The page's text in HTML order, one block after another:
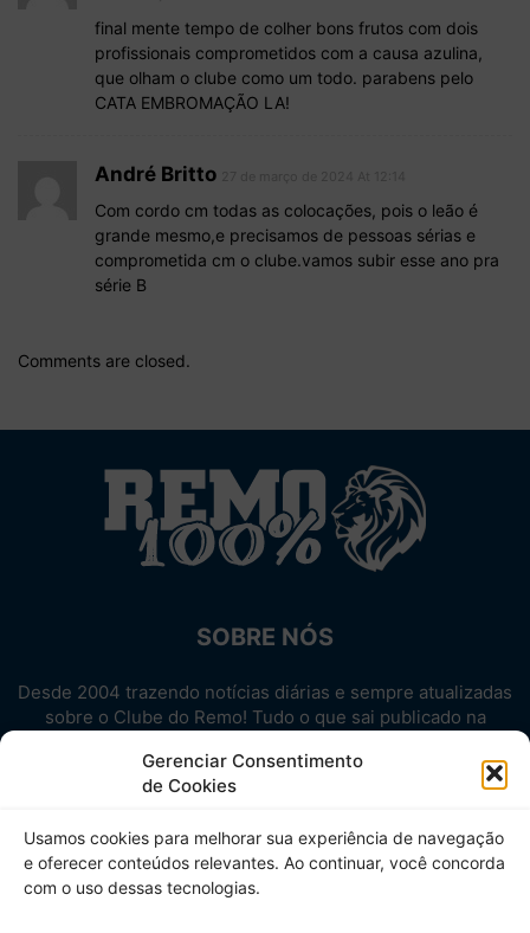
Gerenciar Consentimento
de Cookies
Usamos cookies para melhorar sua experiência de navegação
e oferecer conteúdos relevantes. Ao continuar, você concorda
com o uso dessas tecnologias.
final mente tempo de colher bons frutos com dois
profissionais comprometidos com a causa azulina,
que olham o clube como um todo. parabens pelo
CATA EMBROMAÇÃO LA!
André Britto
Com cordo cm todas as colocações, pois o leão é
grande mesmo,e precisamos de pessoas sérias e
comprometida cm o clube.vamos subir esse ano pra
série B
Comments are closed.
SOBRE NÓS
Desde 2004 trazendo notícias diárias e sempre atualizadas
sobre o Clube do Remo! Tudo o que sai publicado na
Aproveite! Site não-oficial.
SIGA-NOS